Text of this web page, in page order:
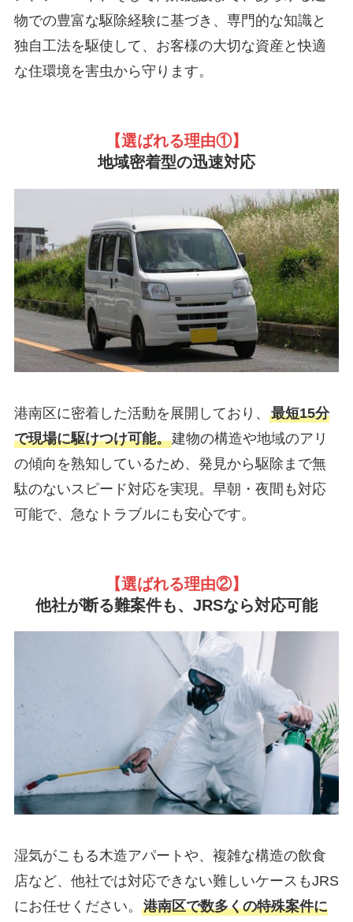
物での豊富な駆除経験に基づき、専門的な知識と
独自工法を駆使して、お客様の大切な資産と快適
な住環境を害虫から守ります。
【選ばれる理由①】
地域密着型の迅速対応
港南区に密着した活動を展開しており、 最短15分
で現場に駆けつけ可能。建物の構造や地域のアリ
の傾向を熟知しているため、発見から駆除まで無
駄のないスピード対応を実現。早朝・夜間も対応
可能で、急なトラブルにも安心です。
【選ばれる理由②】
他社が断る難案件も、JRSなら対応可能
湿気がこもる木造アパートや、複雑な構造の飲食
店など、他社では対応できない難しいケースもJRS
にお任せください。 港南区で数多くの特殊案件に